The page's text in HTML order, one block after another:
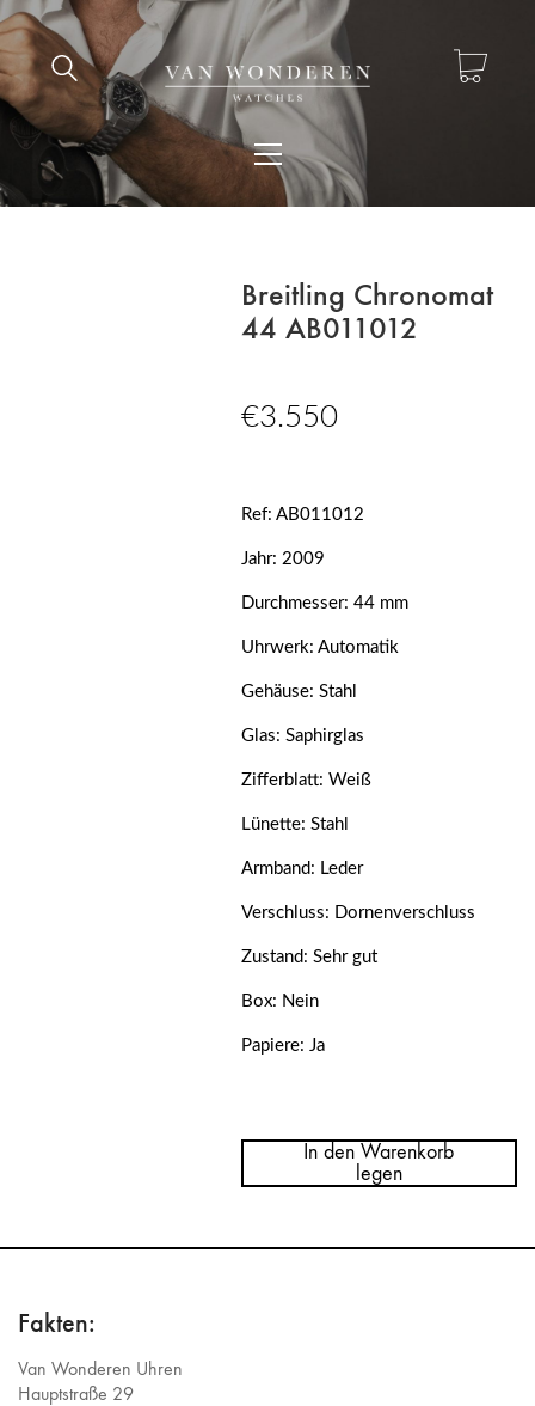
Breitling Chronomat
44 AB011012
€3.550
Ref: AB011012
Jahr: 2009
Durchmesser: 44 mm
Uhrwerk: Automatik
Gehäuse: Stahl
Glas: Saphirglas
Zifferblatt: Weiß
Lünette: Stahl
Armband: Leder
Verschluss: Dornenverschluss
Zustand: Sehr gut
Box: Nein
Papiere: Ja
Chronomat
AB011012
In den Warenkorb
legen
Fakten:
Van Wonderen Uhren
Hauptstraße 29